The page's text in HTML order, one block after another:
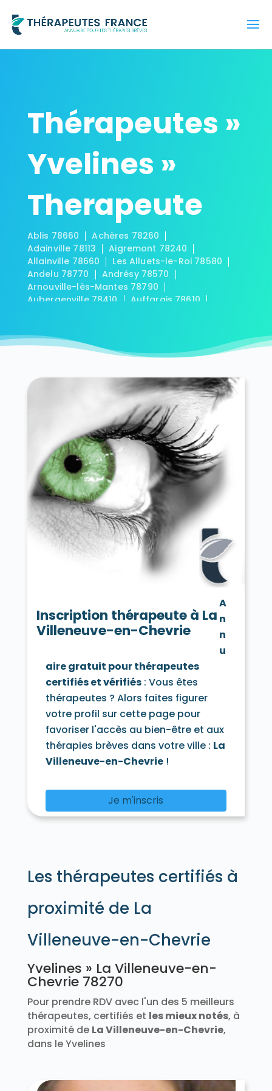
Thérapeutes »
Yvelines »
Therapeute
Ablis 78660
Achères 78260
Adainville 78113
Aigremont 78240
Allainville 78660
Les Alluets-le-Roi 78580
Andelu 78770
Andrésy 78570
Arnouville-lès-Mantes 78790
Aubergenville 78410
Auffargis 78610
Autouillet 78770
Bazainville 78550
Bazemont 78580
Béhoust 78910
Bennecourt 78270
Beynes 78650
Blaru 78270
Boinville-en-Mantois 78930
Boinville-le-Gaillard 78660
Boinvilliers 78200
Bois-d'Arcy 78390
Boissets 78910
La Boissière-École 78125
Boissy-Mauvoisin 78200
Boissy-sans-Avoir 78490
Bonnelles 78830
Bonnières-sur-Seine 78270
Bouafle 78410
Bougival 78380
Bourdonné 78113
Breuil-Bois-Robert 78930
Bréval 78980
Les Bréviaires 78610
Brueil-en-Vexin 78440
Buc 78530
Buchelay 78200
Bullion 78830
Carrières-sous-Poissy 78955
Carrières-sur-Seine 78420
La Celle-les-Bordes 78720
Chanteloup-les-Vignes 78570
Chapet 78130
Châteaufort 78117
Chatou 78400
Chevreuse 78460
Choisel 78460
Civry-la-Forêt 78910
Clairefontaine-en-Yvelines 78120
Les Clayes-sous-Bois 78340
Coignières 78310
Condé-sur-Vesgre 78113
Conflans-Sainte-Honorine 78700
Courgent 78790
Cravent 78270
Crespières 78121
Croissy-sur-Seine 78290
Dannemarie 78550
Davron 78810
Drocourt 78440
Ecquevilly 78920
Élancourt 78990
Émancé 78125
Feucherolles 78810
Flacourt 78200
Flexanville 78910
Flins-sur-Seine 78410
Follainville-Dennemont 78520
Fontenay-Mauvoisin 78200
Fourqueux 78112
Freneuse 78840
Gaillon-sur-Montcient 78250
Galluis 78490
Gambais 78950
Gambaiseuil 78490
Garancières 78890
Gargenville 78440
Gazeran 78125
Gommecourt 78270
Goupillières 78770
Goussonville 78930
Guitrancourt 78440
Guyancourt 78280
Inscription thérapeute à La
Villeneuve-en-Chevrie
A
n
n
u
aire gratuit pour thérapeutes
certifiés et vérifiés: Vous êtes
thérapeutes ? Alors faites figurer
votre profil sur cette page pour
favoriser l'accès au bien-être et aux
thérapies brèves dans votre ville : La
Villeneuve-en-Chevrie!
Je m'inscris
Les thérapeutes certifiés à
proximité de La
Villeneuve-en-Chevrie
Yvelines » La Villeneuve-en-
Chevrie 78270
Pour prendre RDV avec l'un des 5 meilleurs
thérapeutes, certifiés et les mieux notés, à
proximité de La Villeneuve-en-Chevrie,
dans le Yvelines